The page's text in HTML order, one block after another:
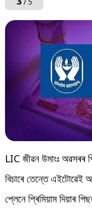
LIC জীৱন উমাংঃ অৱসৰৰ
বিচাৰে তেন্তে এইটোৱেই
প্লেনে প্ৰিমিয়াম দিয়াৰ